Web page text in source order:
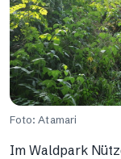
Foto: Atamari
Im Waldpark